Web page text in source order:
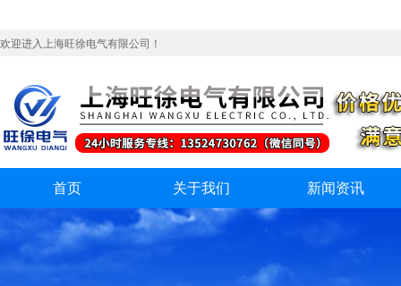
欢迎进入上海旺徐电气有限公司！
首页 关于我们 新闻资讯